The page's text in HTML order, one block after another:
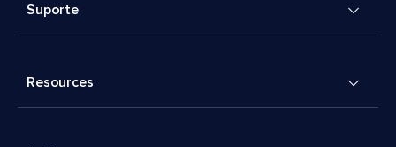
Suporte
Resources